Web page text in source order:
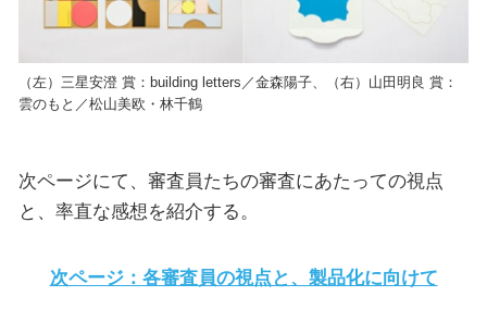
（左）三星安澄 賞：building letters／金森陽子、（右）山田明良 賞：
雲のもと／松山美欧・林千鶴
次ページにて、審査員たちの審査にあたっての視点
と、率直な感想を紹介する。
次ページ：各審査員の視点と、製品化に向けて